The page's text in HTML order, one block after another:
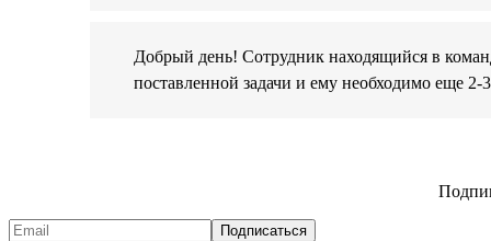
Добрый день! Сотрудник находящийся в
поставленной задачи и ему необходимо еще
Подписаться